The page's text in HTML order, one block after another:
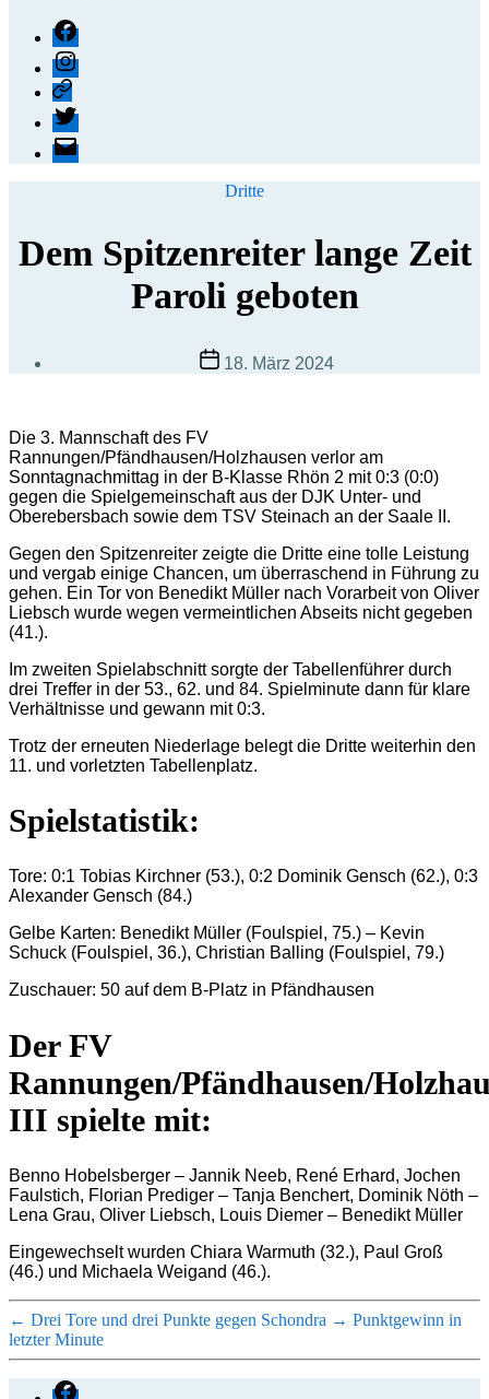
Facebook
Instagram
Threads
X
E-
Mail
Kategorien
Dritte
Dem Spitzenreiter lange Zeit
Paroli geboten
Beitragsdatum
18. März 2024
Die 3. Mannschaft des FV
Rannungen/Pfändhausen/Holzhausen verlor am
Sonntagnachmittag in der B-Klasse Rhön 2 mit 0:3 (0:0)
gegen die Spielgemeinschaft aus der DJK Unter- und
Oberebersbach sowie dem TSV Steinach an der Saale II.
Gegen den Spitzenreiter zeigte die Dritte eine tolle Leistung
und vergab einige Chancen, um überraschend in Führung zu
gehen. Ein Tor von Benedikt Müller nach Vorarbeit von Oliver
Liebsch wurde wegen vermeintlichen Abseits nicht gegeben
(41.).
Im zweiten Spielabschnitt sorgte der Tabellenführer durch
drei Treffer in der 53., 62. und 84. Spielminute dann für klare
Verhältnisse und gewann mit 0:3.
Trotz der erneuten Niederlage belegt die Dritte weiterhin den
11. und vorletzten Tabellenplatz.
Spielstatistik:
Tore: 0:1 Tobias Kirchner (53.), 0:2 Dominik Gensch (62.), 0:3
Alexander Gensch (84.)
Gelbe Karten: Benedikt Müller (Foulspiel, 75.) – Kevin
Schuck (Foulspiel, 36.), Christian Balling (Foulspiel, 79.)
Zuschauer: 50 auf dem B-Platz in Pfändhausen
Der FV
Rannungen/Pfändhausen/
III spielte mit:
Benno Hobelsberger – Jannik Neeb, René Erhard, Jochen
Faulstich, Florian Prediger – Tanja Benchert, Dominik Nöth –
Lena Grau, Oliver Liebsch, Louis Diemer – Benedikt Müller
Eingewechselt wurden Chiara Warmuth (32.), Paul Groß
(46.) und Michaela Weigand (46.).
← Drei Tore und drei Punkte gegen Schondra → Punktgewinn in
letzter Minute
Facebook